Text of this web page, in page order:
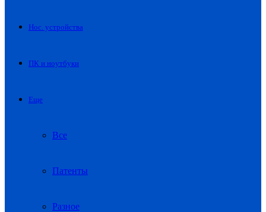
Нос. устройства
ПК и ноутбуки
Еще
Все
Патенты
Разное